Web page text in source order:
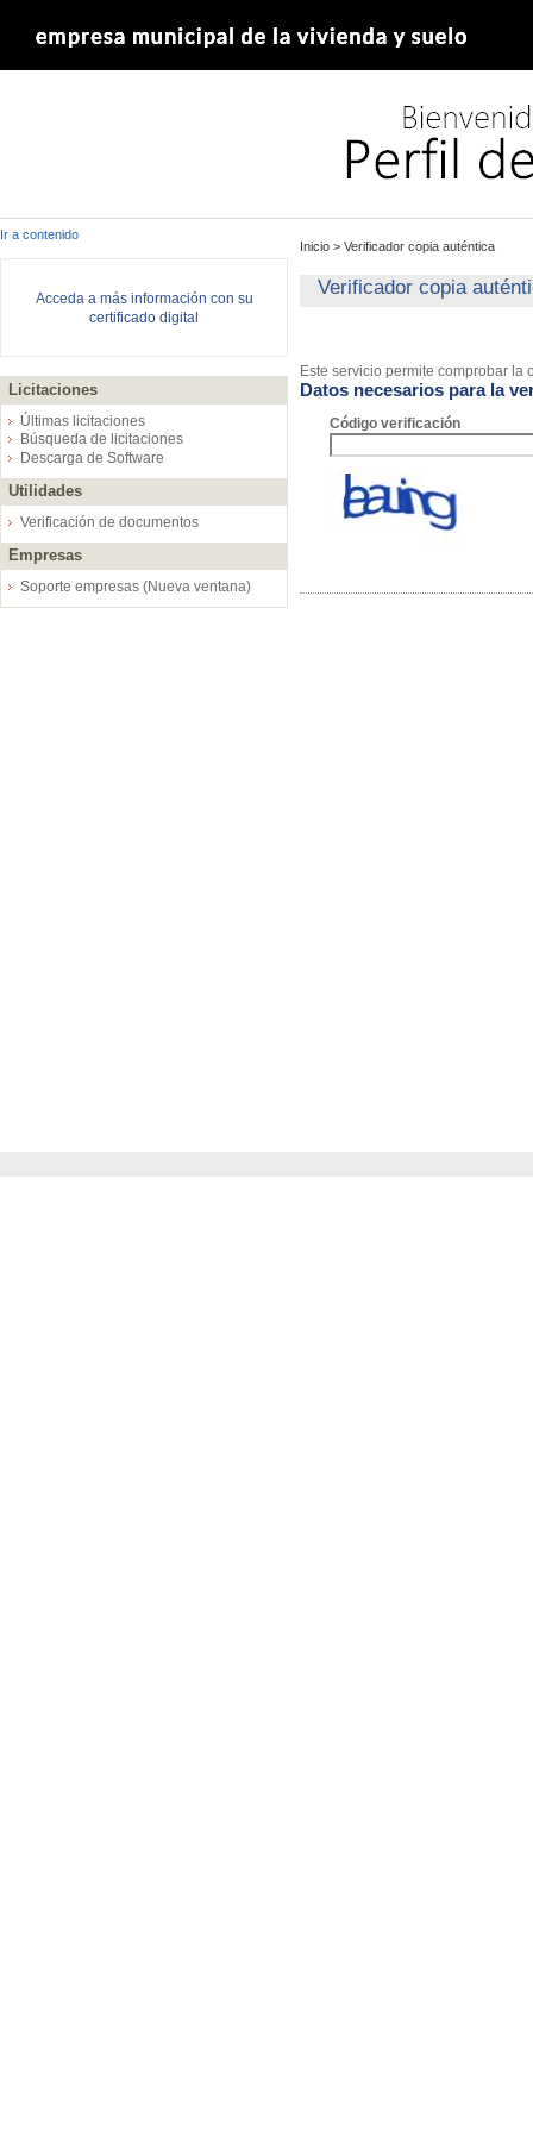
Ir a contenido
Acceda a más información con su
certificado digital
Licitaciones
Últimas licitaciones
Búsqueda de licitaciones
Descarga de Software
Utilidades
Verificación de documentos
Empresas
Soporte empresas (Nueva ventana)
Inicio > Verificador copia auténtica
Verificador copia
Este servicio permite comprobar
Datos necesarios para la
Código verificación